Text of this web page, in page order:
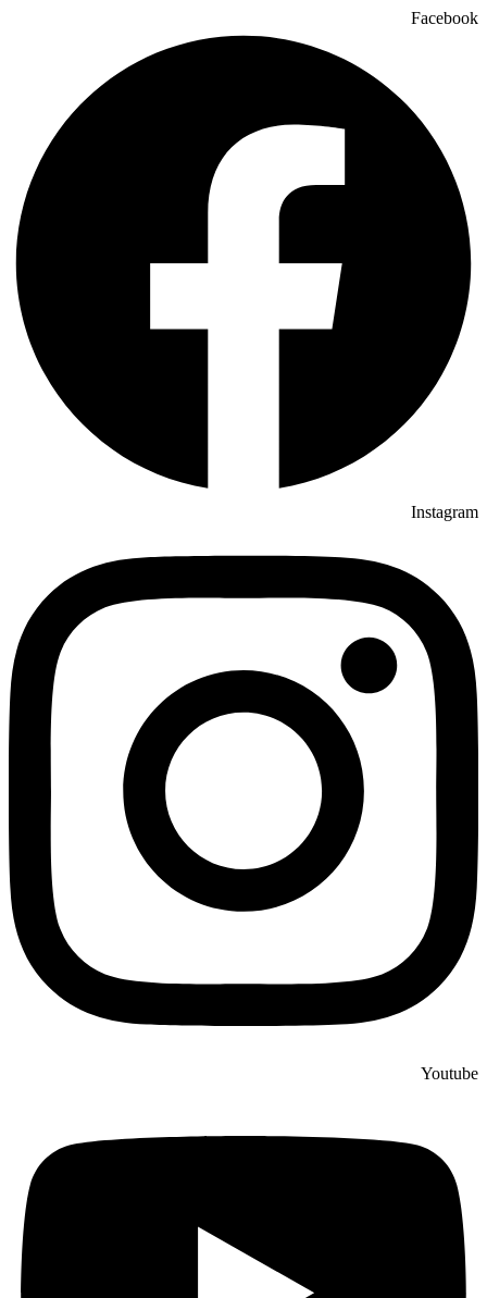
Facebook
Instagram
Youtube